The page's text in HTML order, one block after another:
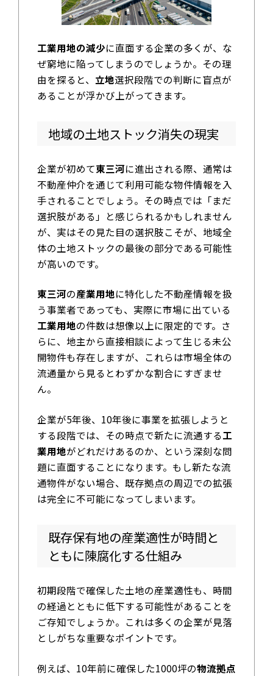
工業用地の減少に直面する企業の多くが、な
ぜ窮地に陥ってしまうのでしょうか。その理
由を探ると、 立地選択段階での判断に盲点が
あることが浮かび上がってきます。
地域の土地ストック消失の現実
企業が初めて東三河に進出される際、通常は
不動産仲介を通じて利用可能な物件情報を入
手されることでしょう。その時点では「まだ
選択肢がある」と感じられるかもしれません
が、実はその見た目の選択肢こそが、地域全
体の土地ストックの最後の部分である可能性
が高いのです。
東三河の産業用地に特化した不動産情報を扱
う事業者であっても、実際に市場に出ている
工業用地の件数は想像以上に限定的です。さ
らに、地主から直接相談によって生じる未公
開物件も存在しますが、これらは市場全体の
流通量から見るとわずかな割合にすぎませ
ん。
企業が5年後、10年後に事業を拡張しようと
する段階では、その時点で新たに流通する工
業用地がどれだけあるのか、という深刻な問
題に直面することになります。もし新たな流
通物件がない場合、既存拠点の周辺での拡張
は完全に不可能になってしまいます。
既存保有地の産業適性が時間と
ともに陳腐化する仕組み
初期段階で確保した土地の産業適性も、時間
の経過とともに低下する可能性があることを
ご存知でしょうか。これは多くの企業が見落
としがちな重要なポイントです。
例えば、10年前に確保した1000坪の物流拠点